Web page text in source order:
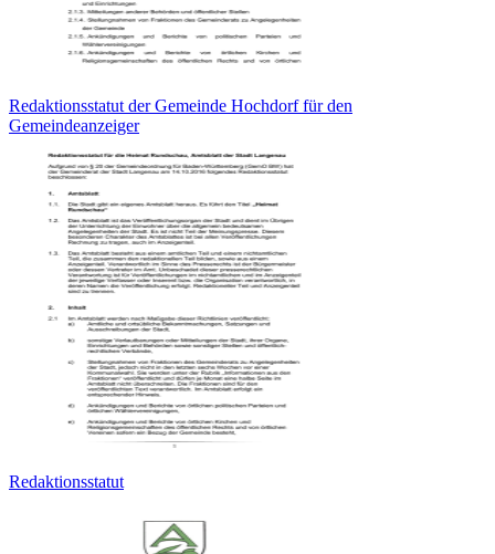
Redaktionsstatut der Gemeinde Hochdorf für den
Gemeindeanzeiger
Redaktionsstatut